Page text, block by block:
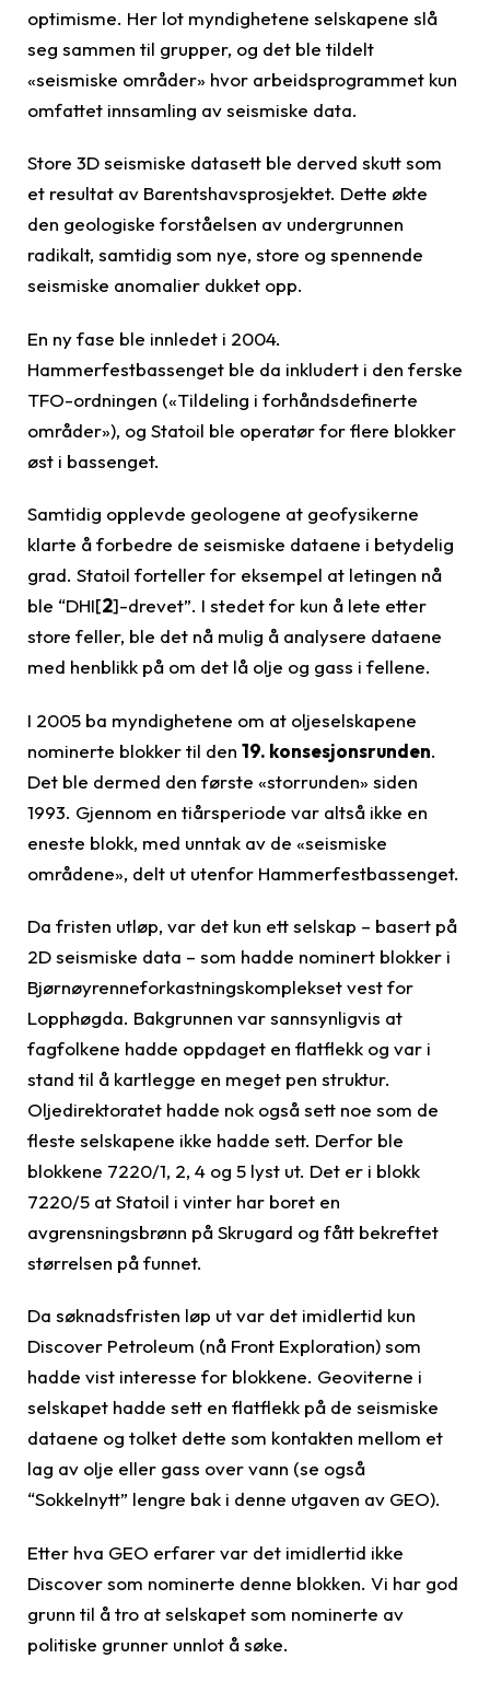
optimisme. Her lot myndighetene selskapene slå
seg sammen til grupper, og det ble tildelt
«seismiske områder» hvor arbeidsprogrammet kun
omfattet innsamling av seismiske data.
Store 3D seismiske datasett ble derved skutt som
et resultat av Barentshavsprosjektet. Dette økte
den geologiske forståelsen av undergrunnen
radikalt, samtidig som nye, store og spennende
seismiske anomalier dukket opp.
En ny fase ble innledet i 2004.
Hammerfestbassenget ble da inkludert i den ferske
TFO-ordningen («Tildeling i forhåndsdefinerte
områder»), og Statoil ble operatør for flere blokker
øst i bassenget.
Samtidig opplevde geologene at geofysikerne
klarte å forbedre de seismiske dataene i betydelig
grad. Statoil forteller for eksempel at letingen nå
ble “DHI[2]-drevet”. I stedet for kun å lete etter
store feller, ble det nå mulig å analysere dataene
med henblikk på om det lå olje og gass i fellene.
I 2005 ba myndighetene om at oljeselskapene
nominerte blokker til den 19. konsesjonsrunden.
Det ble dermed den første «storrunden» siden
1993. Gjennom en tiårsperiode var altså ikke en
eneste blokk, med unntak av de «seismiske
områdene», delt ut utenfor Hammerfestbassenget.
Da fristen utløp, var det kun ett selskap – basert på
2D seismiske data – som hadde nominert blokker i
Bjørnøyrenneforkastningskomplekset vest for
Lopphøgda. Bakgrunnen var sannsynligvis at
fagfolkene hadde oppdaget en flatflekk og var i
stand til å kartlegge en meget pen struktur.
Oljedirektoratet hadde nok også sett noe som de
fleste selskapene ikke hadde sett. Derfor ble
blokkene 7220/1, 2, 4 og 5 lyst ut. Det er i blokk
7220/5 at Statoil i vinter har boret en
avgrensningsbrønn på Skrugard og fått bekreftet
størrelsen på funnet.
Da søknadsfristen løp ut var det imidlertid kun
Discover Petroleum (nå Front Exploration) som
hadde vist interesse for blokkene. Geoviterne i
selskapet hadde sett en flatflekk på de seismiske
dataene og tolket dette som kontakten mellom et
lag av olje eller gass over vann (se også
“Sokkelnytt” lengre bak i denne utgaven av GEO).
Etter hva GEO erfarer var det imidlertid ikke
Discover som nominerte denne blokken. Vi har god
grunn til å tro at selskapet som nominerte av
politiske grunner unnlot å søke.